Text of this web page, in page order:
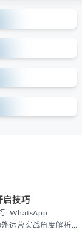
启技巧
: WhatsApp
运营实战角度解析